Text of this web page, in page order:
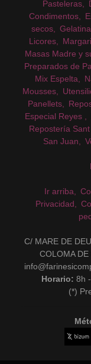
Pasteleras
Condimentos
secos
Licores
Masas Madre y
Preparados de
Mix Espelta
Mousses
Panellets
Especial Reyes
Repostería
San Juan
Ir arriba
Privacidad
C/ MARE DE
COLOMA
Horario: 8h
(*)